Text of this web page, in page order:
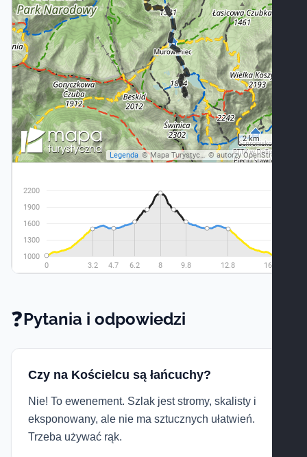
❓Pytania i odpowiedzi -
Pytania i odpowiedzi
Czy na Kościelcu są łańcuchy?
Nie! To ewenement. Szlak jest stromy, skalisty i
eksponowany, ale nie ma sztucznych ułatwień.
Trzeba używać rąk.